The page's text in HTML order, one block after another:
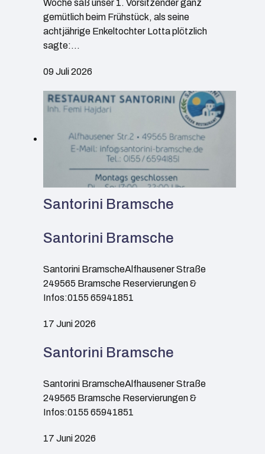
Woche saß unser 1. Vorsitzender ganz
gemütlich beim Frühstück, als seine
achtjährige Enkeltochter Lotta plötzlich
sagte:…
09 Juli 2026
Santorini Bramsche
Santorini Bramsche
Santorini BramscheAlfhausener Straße
249565 Bramsche Reservierungen &
Infos:0155 65941851
17 Juni 2026
Santorini Bramsche
Santorini BramscheAlfhausener Straße
249565 Bramsche Reservierungen &
Infos:0155 65941851
17 Juni 2026